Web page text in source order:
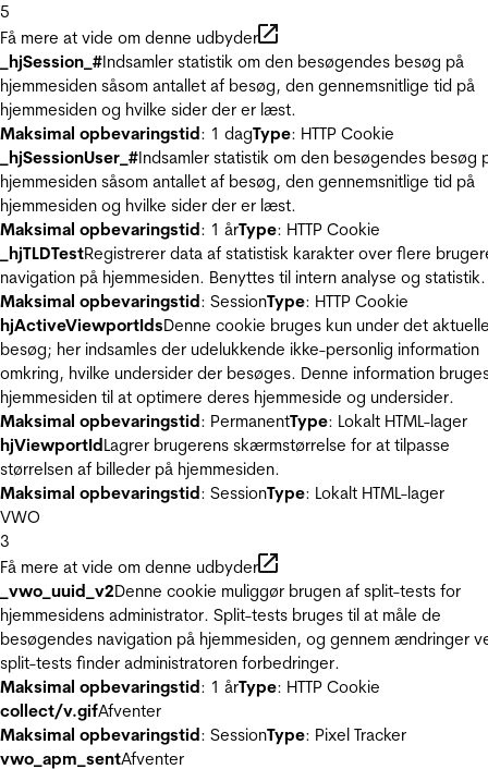
5
Få mere at vide om denne udbyder
_hjSession_#Indsamler statistik om den besøgendes besøg på
hjemmesiden såsom antallet af besøg, den gennemsnitlige tid på
hjemmesiden og hvilke sider der er læst.
Maksimal opbevaringstid: 1 dagType: HTTP Cookie
_hjSessionUser_#Indsamler statistik om den besøgendes besøg
hjemmesiden såsom antallet af besøg, den gennemsnitlige tid på
hjemmesiden og hvilke sider der er læst.
Maksimal opbevaringstid: 1 årType: HTTP Cookie
_hjTLDTestRegistrerer data af statistisk karakter over flere
navigation på hjemmesiden. Benyttes til intern analyse og statistik.
Maksimal opbevaringstid: SessionType: HTTP Cookie
hjActiveViewportIdsDenne cookie bruges kun under det
besøg; her indsamles der udelukkende ikke-personlig information
omkring, hvilke undersider der besøges. Denne information
hjemmesiden til at optimere deres hjemmeside og undersider.
Maksimal opbevaringstid: PermanentType: Lokalt HTML-lager
hjViewportIdLagrer brugerens skærmstørrelse for at tilpasse
størrelsen af billeder på hjemmesiden.
Maksimal opbevaringstid: SessionType: Lokalt HTML-lager
VWO
3
Få mere at vide om denne udbyder
_vwo_uuid_v2Denne cookie muliggør brugen af split-tests for
hjemmesidens administrator. Split-tests bruges til at måle de
besøgendes navigation på hjemmesiden, og gennem ændringer
split-tests finder administratoren forbedringer.
Maksimal opbevaringstid: 1 årType: HTTP Cookie
collect/v.gifAfventer
Maksimal opbevaringstid: SessionType: Pixel Tracker
vwo_apm_sentAfventer